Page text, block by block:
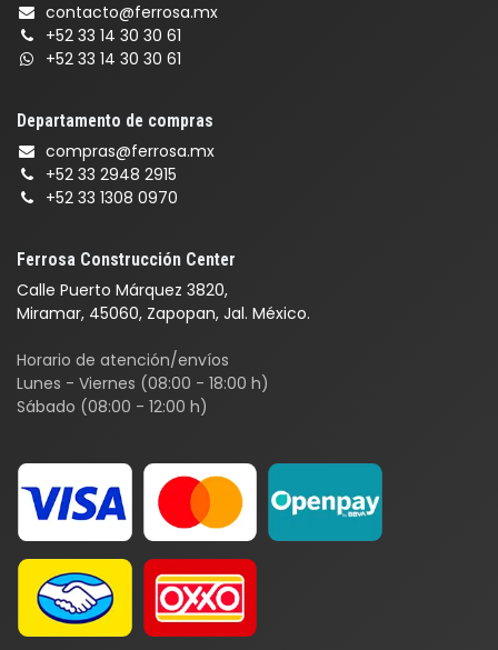
Ferrosa Construcción Center
Calle Puerto Márquez 3820,
Miramar, 45060, Zapopan, Jal. México.
Horario de atención/envíos
Lunes - Viernes (08:00 - 18:00 h)
Sábado (08:00 - 12:00 h)
contacto@ferrosa.mx
+52 33 14 30 30 61
+52 33 14 30 30 61
Departamento de compras
compras@ferrosa.mx
+52 33 2948 2915
+52 33 1308 0970